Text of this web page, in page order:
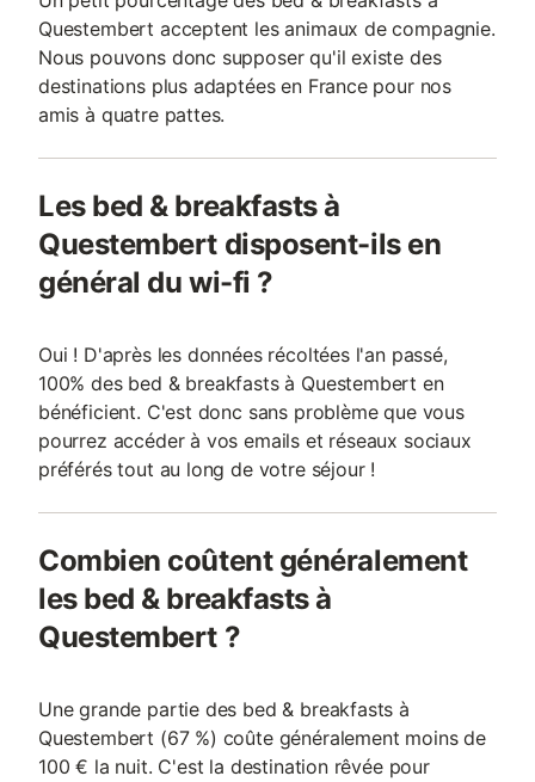
Questembert acceptent les animaux de compagnie.
Nous pouvons donc supposer qu'il existe des
destinations plus adaptées en France pour nos
amis à quatre pattes.
Les bed & breakfasts à
Questembert disposent-ils en
général du wi-fi ?
Oui ! D'après les données récoltées l'an passé,
100% des bed & breakfasts à Questembert en
bénéficient. C'est donc sans problème que vous
pourrez accéder à vos emails et réseaux sociaux
préférés tout au long de votre séjour !
Combien coûtent généralement
les bed & breakfasts à
Questembert ?
Une grande partie des bed & breakfasts à
Questembert (67 %) coûte généralement moins de
100 € la nuit. C'est la destination rêvée pour